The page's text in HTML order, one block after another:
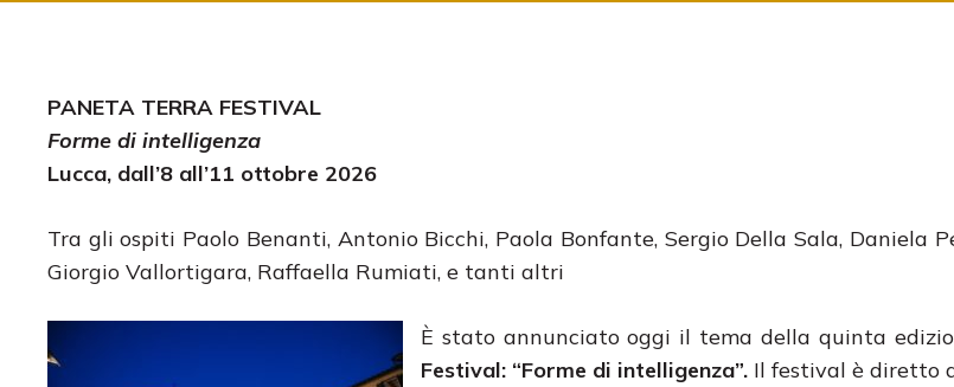
PANETA TERRA FESTIVAL
Forme di intelligenza
Lucca, dall’8 all’11 ottobre 2026
Tra gli ospiti Paolo Benanti, Antonio Bicchi, Paola Bonfante, Sergio Della Sala, Daniela
Giorgio Vallortigara, Raffaella Rumiati, e tanti altri
È stato annunciato oggi il tema della quinta
Festival: “Forme di intelligenza”. Il festival è diretto